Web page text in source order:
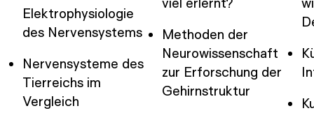
Elektrophysiologie
des Nervensystems
Nervensysteme des
Tierreichs im
Vergleich
Methoden der
Neurowissenschaft
zur Erforschung der
Gehirnstruktur